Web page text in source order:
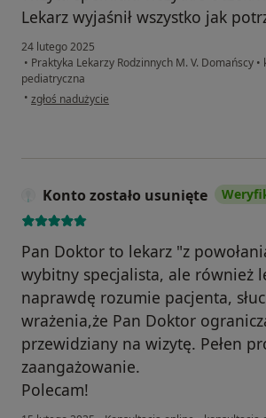
Lekarz wyjaśnił wszystko jak
24 lutego 2025
• Praktyka Lekarzy Rodzinnych M. V. Domańscy •
pediatryczna
• w opinii użytkownika Iwona
zgłoś nadużycie
Konto zostało usunięte
Pan Doktor to lekarz "z
wybitny specjalista, ale również
naprawdę rozumie pacjenta,
wrażenia,że Pan Doktor
przewidziany na wizytę. Pełen
zaangażowanie.
Polecam!